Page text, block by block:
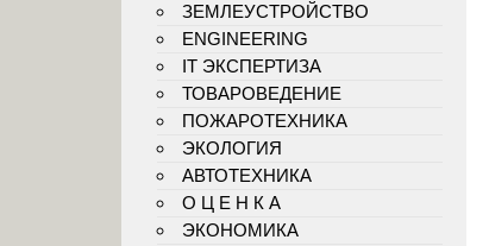
ЗЕМЛЕУСТРОЙСТВО
ENGINEERING
IT ЭКСПЕРТИЗА
ТОВАРОВЕДЕНИЕ
ПОЖАРОТЕХНИКА
ЭКОЛОГИЯ
АВТОТЕХНИКА
О Ц Е Н К А
ЭКОНОМИКА